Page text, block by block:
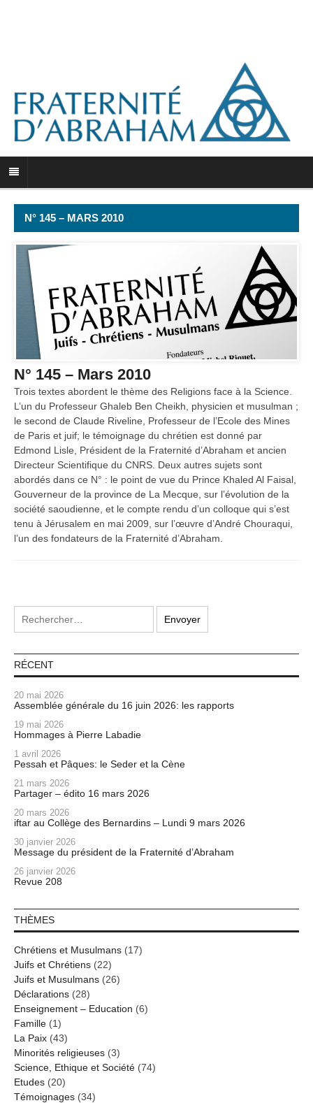
N° 145 – MARS 2010
N° 145 – Mars 2010
Trois textes abordent le thème des Religions face à la Science.
L’un du Professeur Ghaleb Ben Cheikh, physicien et musulman ;
le second de Claude Riveline, Professeur de l’Ecole des Mines
de Paris et juif; le témoignage du chrétien est donné par
Edmond Lisle, Président de la Fraternité d’Abraham et ancien
Directeur Scientifique du CNRS. Deux autres sujets sont
abordés dans ce N° : le point de vue du Prince Khaled Al Faisal,
Gouverneur de la province de La Mecque, sur l’évolution de la
société saoudienne, et le compte rendu d’un colloque qui s’est
tenu à Jérusalem en mai 2009, sur l’œuvre d’André Chouraqui,
l’un des fondateurs de la Fraternité d’Abraham.
RÉCENT
20 mai 2026
Assemblée générale du 16 juin 2026: les rapports
19 mai 2026
Hommages à Pierre Labadie
1 avril 2026
Pessah et Pâques: le Seder et la Cène
21 mars 2026
Partager – édito 16 mars 2026
20 mars 2026
iftar au Collège des Bernardins – Lundi 9 mars 2026
30 janvier 2026
Message du président de la Fraternité d’Abraham
26 janvier 2026
Revue 208
THÈMES
Chrétiens et Musulmans (17)
Juifs et Chrétiens (22)
Juifs et Musulmans (26)
Déclarations (28)
Enseignement – Education (6)
Famille (1)
La Paix (43)
Minorités religieuses (3)
Science, Ethique et Société (74)
Etudes (20)
Témoignages (34)